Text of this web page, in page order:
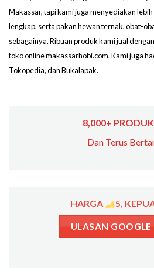
Makassar, tapi kami juga menyediakan
lengkap, serta pakan hewan ternak, obat-
sebagainya. Ribuan produk kami jual
toko online makassarhobi.com. Kami juga
Tokopedia, dan Bukalapak.
8,000+
Dan Terus
HARGA 5,
ULASAN GOOGLE